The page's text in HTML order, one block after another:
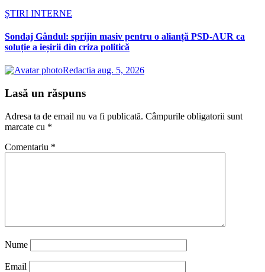
ȘTIRI INTERNE
Sondaj Gândul: sprijin masiv pentru o alianță PSD-AUR ca
soluție a ieșirii din criza politică
Redactia aug. 5, 2026
Lasă un răspuns
Adresa ta de email nu va fi publicată. Câmpurile obligatorii sunt
marcate cu *
Comentariu *
Nume
Email